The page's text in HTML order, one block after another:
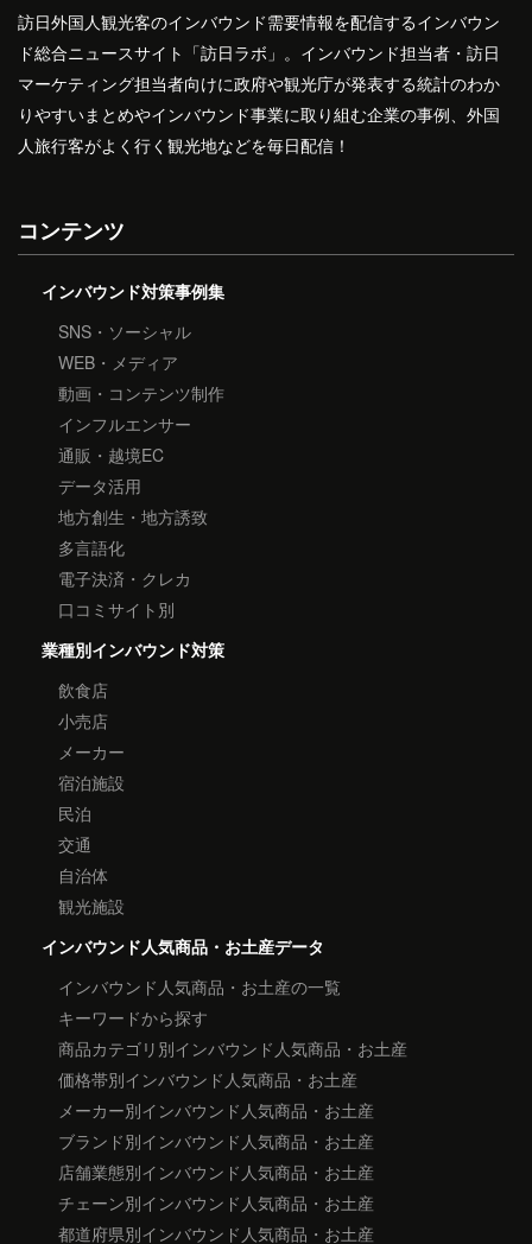
訪日外国人観光客のインバウンド需要情報を配信するインバウン
ド総合ニュースサイト「訪日ラボ」。インバウンド担当者・訪日
マーケティング担当者向けに政府や観光庁が発表する統計のわか
りやすいまとめやインバウンド事業に取り組む企業の事例、外国
人旅行客がよく行く観光地などを毎日配信！
コンテンツ
インバウンド対策事例集
SNS・ソーシャル
WEB・メディア
動画・コンテンツ制作
インフルエンサー
通販・越境EC
データ活用
地方創生・地方誘致
多言語化
電子決済・クレカ
口コミサイト別
業種別インバウンド対策
飲食店
小売店
メーカー
宿泊施設
民泊
交通
自治体
観光施設
インバウンド人気商品・お土産データ
インバウンド人気商品・お土産の一覧
キーワードから探す
商品カテゴリ別インバウンド人気商品・お土産
価格帯別インバウンド人気商品・お土産
メーカー別インバウンド人気商品・お土産
ブランド別インバウンド人気商品・お土産
店舗業態別インバウンド人気商品・お土産
チェーン別インバウンド人気商品・お土産
都道府県別インバウンド人気商品・お土産